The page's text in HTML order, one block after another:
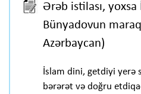
Ərəb istilası,
Bünyadovun
Azərbaycan)
İslam dini, getdiyi yerə
bərərət və doğru